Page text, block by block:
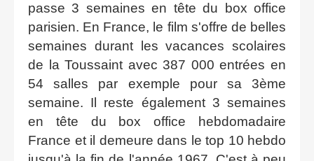
passe 3 semaines en tête du box office
parisien. En France, le film s'offre de belles
semaines durant les vacances scolaires
de la Toussaint avec 387 000 entrées en
54 salles par exemple pour sa 3ème
semaine. Il reste également 3 semaines
en tête du box office hebdomadaire
France et il demeure dans le top 10 hebdo